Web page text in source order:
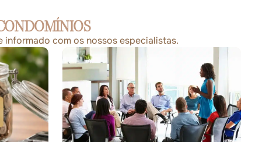
com os nossos especialistas.